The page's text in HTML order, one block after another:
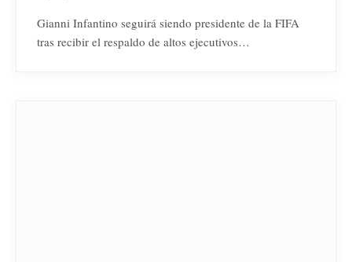
Gianni Infantino seguirá siendo presidente de la FIFA
tras recibir el respaldo de altos ejecutivos…